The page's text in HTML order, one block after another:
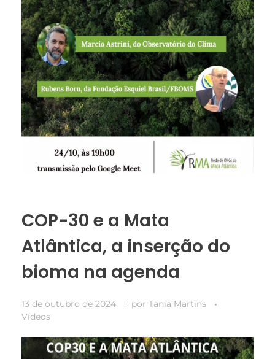
COP-30 e a Mata
Atlântica, a inserção do
bioma na agenda
13 de outubro de 2024 por Tania Martins
Vídeos